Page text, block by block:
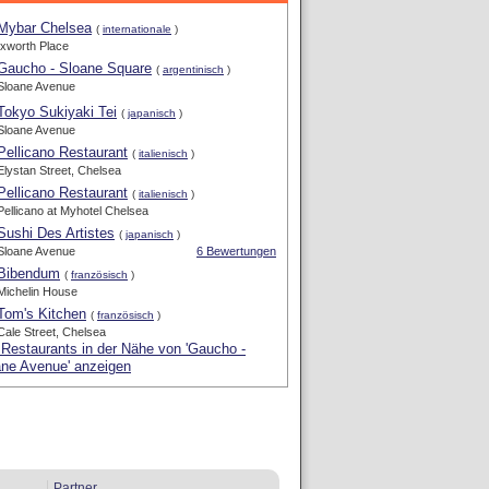
Mybar Chelsea ( internationale )
Place
- Sloane Square ( argentinisch )
Avenue
Sukiyaki Tei ( japanisch )
Avenue
Pellicano Restaurant ( italienisch )
Street, Chelsea
Pellicano Restaurant ( italienisch )
at Myhotel Chelsea
Des Artistes ( japanisch )
6 Bewertungen
Avenue
Bibendum ( französisch )
House
Kitchen ( französisch )
Street, Chelsea
in der Nähe von 'Gaucho -
Avenue' anzeigen